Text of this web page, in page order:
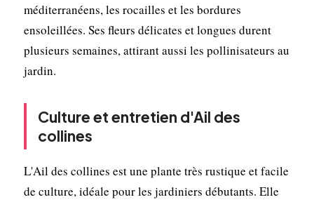
méditerranéens, les rocailles et les bordures
ensoleillées. Ses fleurs délicates et longues durent
plusieurs semaines, attirant aussi les pollinisateurs au
jardin.
Culture et entretien d'Ail des
collines
L'Ail des collines est une plante très rustique et facile
de culture, idéale pour les jardiniers débutants. Elle